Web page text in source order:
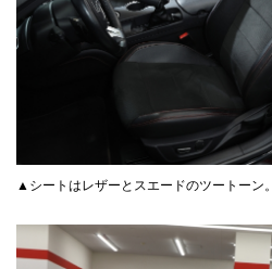
▲シートはレザーとスエードのツートーン